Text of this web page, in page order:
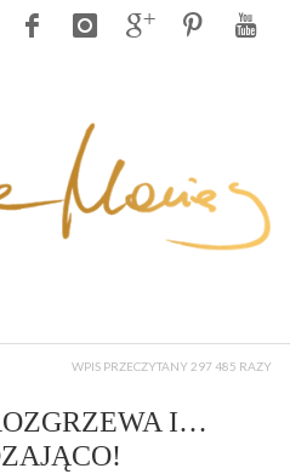
WPIS PRZECZYTANY 297 485 RAZY
I…